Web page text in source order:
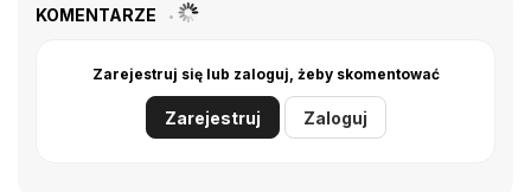
KOMENTARZE
Zarejestruj się lub zaloguj, żeby skomentować
Zarejestruj Zaloguj